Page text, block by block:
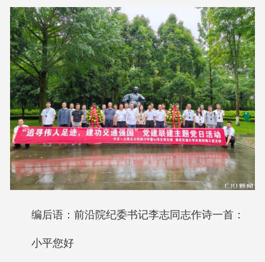
编后语：前沿院纪委书记李志同志作诗一首：
小平您好